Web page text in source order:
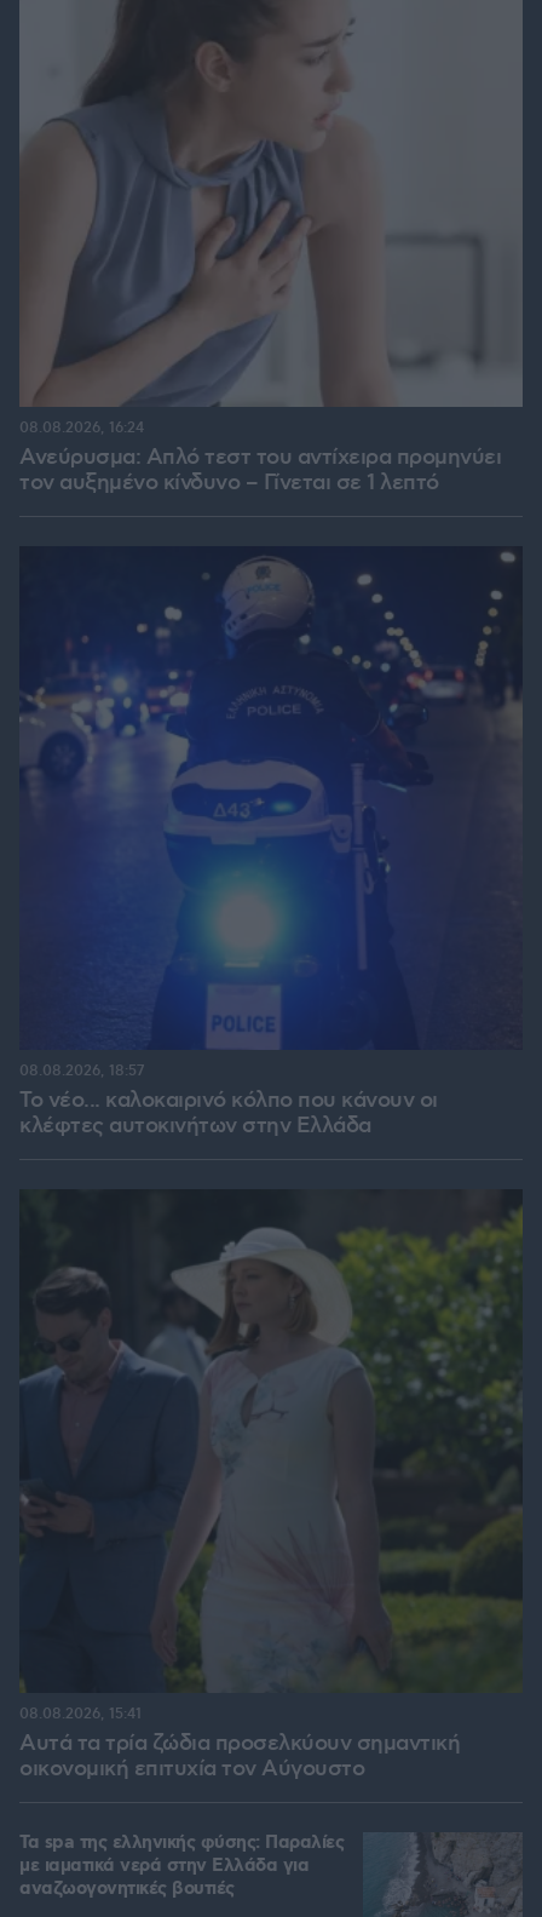
Ανεύρυσμα: Απλό τεστ του αντίχειρα προμηνύει
τον αυξημένο κίνδυνο – Γίνεται σε 1 λεπτό
08.08.2026, 16:24
Το νέο... καλοκαιρινό κόλπο που κάνουν οι
κλέφτες αυτοκινήτων στην Ελλάδα
08.08.2026, 18:57
Αυτά τα τρία ζώδια προσελκύουν σημαντική
οικονομική επιτυχία τον Αύγουστο
08.08.2026, 15:41
Τα spa της ελληνικής φύσης: Παραλίες
με ιαματικά νερά στην Ελλάδα για
αναζωογονητικές βουτιές